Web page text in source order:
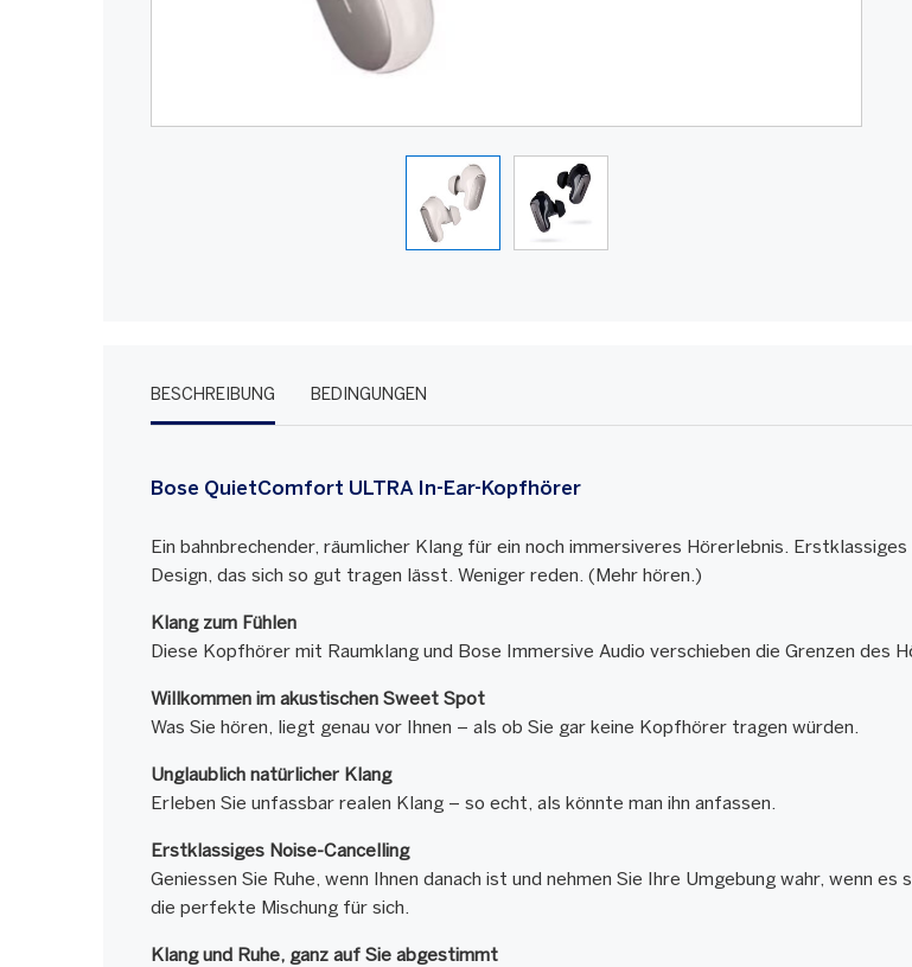
BESCHREIBUNG BEDINGUNGEN
Bose QuietComfort ULTRA In-Ear-Kopfhörer
Ein bahnbrechender, räumlicher Klang für ein noch immersiveres Hörerlebnis.
Design, das sich so gut tragen lässt. Weniger reden. (Mehr hören.)
Klang zum Fühlen
Diese Kopfhörer mit Raumklang und Bose Immersive Audio verschieben die Grenzen des
Willkommen im akustischen Sweet Spot
Was Sie hören, liegt genau vor Ihnen – als ob Sie gar keine Kopfhörer tragen würden.
Unglaublich natürlicher Klang
Erleben Sie unfassbar realen Klang – so echt, als könnte man ihn anfassen.
Erstklassiges Noise-Cancelling
Geniessen Sie Ruhe, wenn Ihnen danach ist und nehmen Sie Ihre Umgebung wahr, wenn
die perfekte Mischung für sich.
Klang und Ruhe, ganz auf Sie abgestimmt